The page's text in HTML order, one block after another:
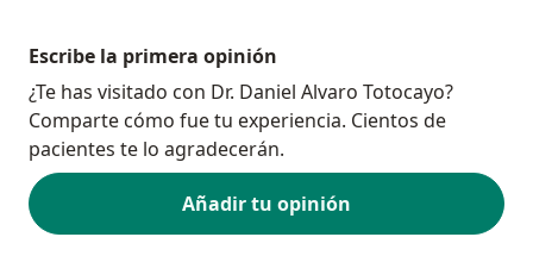
Escribe la primera opinión
¿Te has visitado con Dr. Daniel Alvaro Totocayo?
Comparte cómo fue tu experiencia. Cientos de
pacientes te lo agradecerán.
Añadir tu opinión